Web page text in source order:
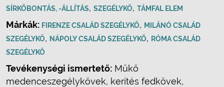
SÍRKŐBONTÁS, -ÁLLÍTÁS, SZEGÉLYKŐ, TÁMFAL ELEM
Márkák: FIRENZE CSALÁD SZEGÉLYKŐ, MILÁNÓ CSALÁD
SZEGÉLYKŐ, NÁPOLY CSALÁD SZEGÉLYKŐ, RÓMA CSALÁD
SZEGÉLYKŐ
Tevékenységi ismertető: Műkő
medenceszegélykövek, kerítés fedkövek,